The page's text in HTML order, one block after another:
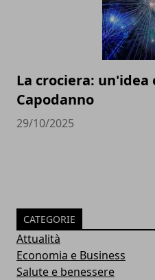
La crociera:
Capodanno
29/10/2025
CATEGORIE
Attualità
Economia e Business
Salute e benessere